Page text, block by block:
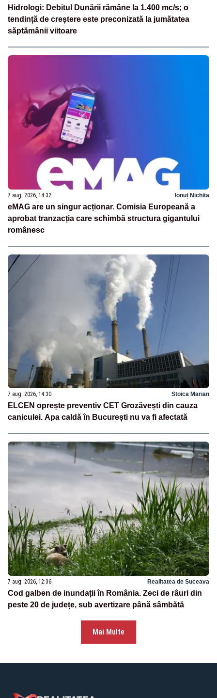
Hidrologi: Debitul Dunării rămâne la 1.400 mc/s; o
tendință de creștere este preconizată la jumătatea
săptămânii viitoare
7 aug. 2026, 14:32 Ionuț Nichita
eMAG are un singur acționar. Comisia Europeană a
aprobat tranzacția care schimbă structura gigantului
românesc
7 aug. 2026, 14:30 Stoica Marian
ELCEN oprește preventiv CET Grozăvești din cauza
caniculei. Apa caldă în București nu va fi afectată
7 aug. 2026, 12:36 Realitatea de Suceava
Cod galben de inundații în România. Zeci de râuri din
peste 20 de județe, sub avertizare până sâmbătă
Mai Multe